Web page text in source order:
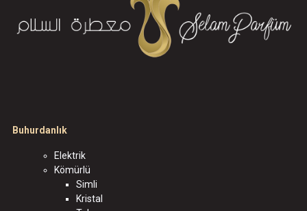
Buhurdanlık
Elektrik
Kömürlü
Simli
Kristal